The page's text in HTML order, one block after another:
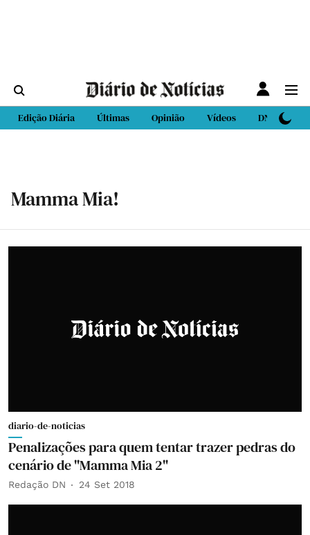
Edição Diária Últimas Opinião Vídeos DN Sport
Mamma Mia!
diario-de-noticias
Penalizações para quem tentar trazer pedras do
cenário de "Mamma Mia 2"
Redação DN 24 Set 2018